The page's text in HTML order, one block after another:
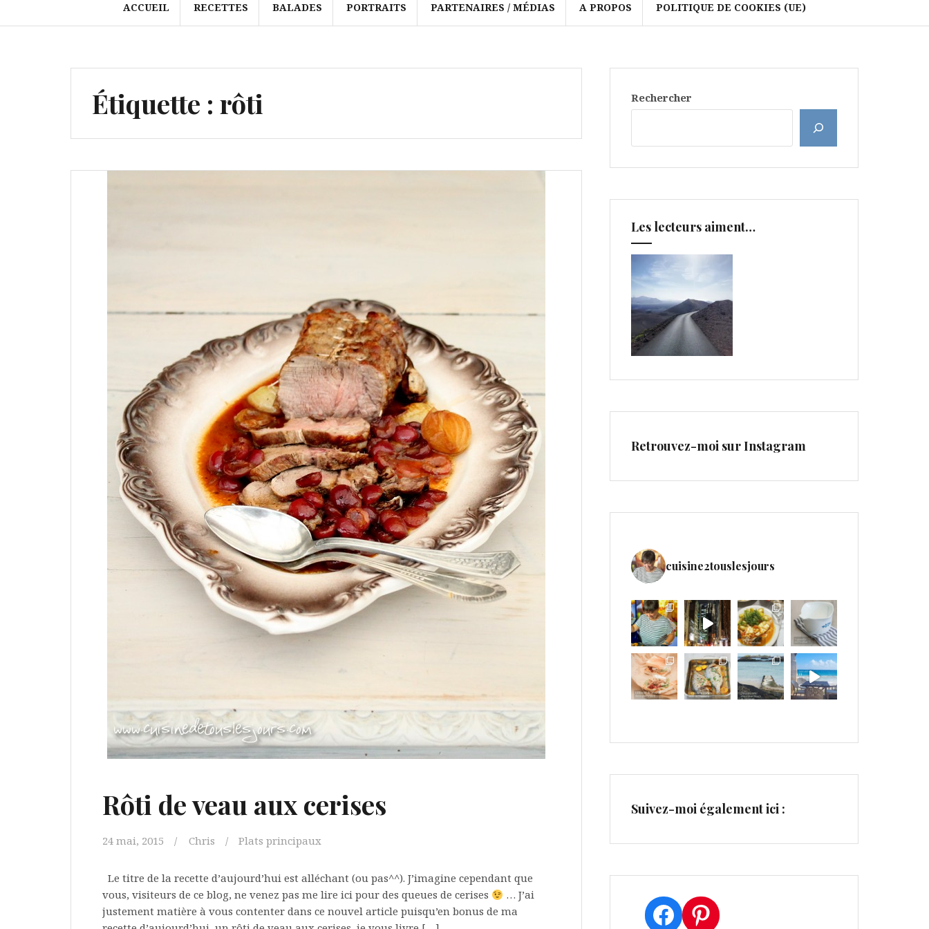
ACCUEIL RECETTES BALADES PORTRAITS PARTENAIRES / MÉDIAS A PROPOS POLITIQUE DE COOKIES (UE)
Étiquette : rôti
Rôti de veau aux cerises
24 mai, 2015 Chris Plats principaux
Le titre de la recette d’aujourd’hui est alléchant (ou pas^^). J’imagine cependant que
vous, visiteurs de ce blog, ne venez pas me lire ici pour des queues de cerises
… J’ai
justement matière à vous contenter dans ce nouvel article puisqu’en bonus de ma
Rechercher
Les lecteurs aiment…
Retrouvez-moi sur Instagram
cuisine2touslesjours
Suivez-moi également ici :
Facebook
Pinterest